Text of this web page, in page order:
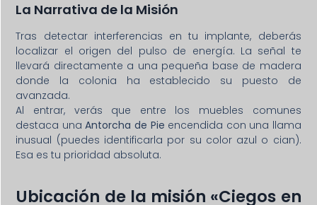
La Narrativa de la Misión
Tras detectar interferencias en tu implante, deberás
localizar el origen del pulso de energía. La señal te
llevará directamente a una pequeña base de madera
donde la colonia ha establecido su puesto de
avanzada.
Al entrar, verás que entre los muebles comunes
destaca unaAntorcha de Pie encendida con una llama
inusual (puedes identificarla por su color azul o cian).
Esa es tu prioridad absoluta.
Ubicación de la misión «Ciegos en